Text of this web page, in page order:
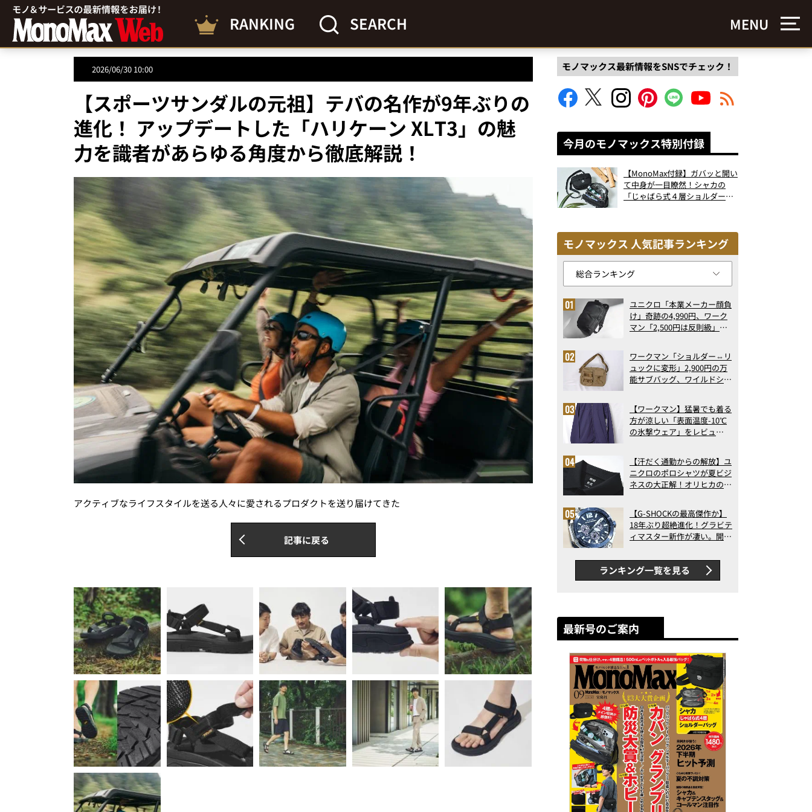
RANKING SEARCH MENU
2026/06/30 10:00
【スポーツサンダルの元祖】テバの名作が9年ぶりの
進化！ アップデートした「ハリケーン XLT3」の魅
力を識者があらゆる角度から徹底解説！
アクティブなライフスタイルを送る人々に愛されるプロダクトを送り届けてきた
記事に戻る
モノマックス最新情報をSNSでチェック！
今月のモノマックス特別付録
【MonoMax付録】ガバッと開い
て中身が一目瞭然！シャカの
「じゃばら式４層ショルダーバ
モノマックス 人気記事ランキング
ユニクロ「本業メーカー顔負
け」奇跡の4,990円、ワーク
マン「2,500円は反則級」凄
ト3】（2026年6月版）
ワークマン「ショルダー⇔リ
ュックに変形」2,900円の万
能サブバッグ、ワイルドシン
記事ランキングベスト3】
（2026年6月版）
【ワークマン】猛暑でも着る
方が涼しい「表面温度-10℃
の氷撃ウェア」をレビュ
【汗だく通勤からの解放】ユ
ニクロのポロシャツが夏ビジ
ネスの大正解！オリヒカの透
アの実力
【G-SHOCKの最高傑作か】
18年ぶり超絶進化！グラビテ
ィマスター新作が凄い。開発
新ムーブメントの衝撃
ランキング一覧を見る
最新号のご案内